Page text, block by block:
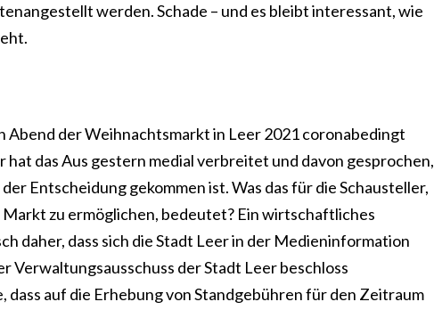
werden. Schade – und es bleibt interessant, wie
Abend der Weihnachtsmarkt in Leer 2021 coronabedingt
das Aus gestern medial verbreitet und davon gesprochen,
Entscheidung gekommen ist. Was das für die Schausteller,
Markt zu ermöglichen, bedeutet? Ein wirtschaftliches
daher, dass sich die Stadt Leer in der Medieninformation
Verwaltungsausschuss der Stadt Leer beschloss
dass auf die Erhebung von Standgebühren für den Zeitraum